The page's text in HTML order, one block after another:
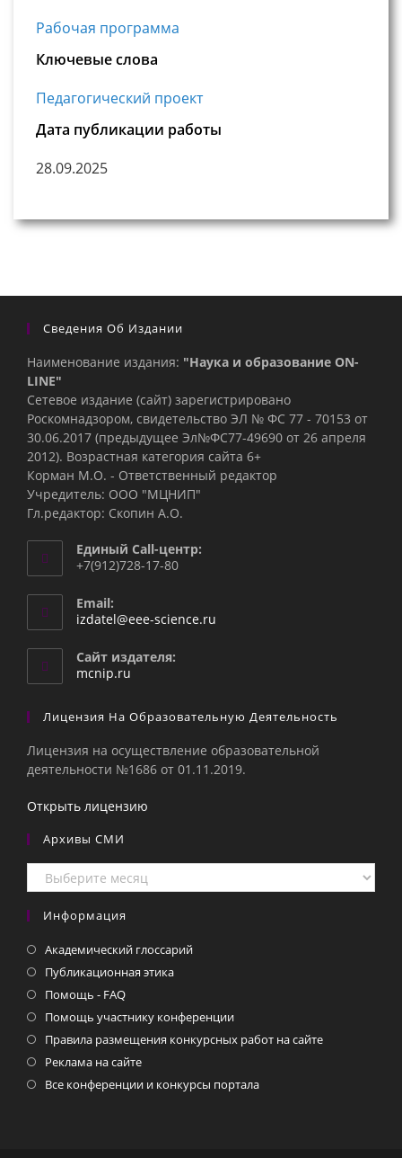
Рабочая программа
Ключевые слова
Педагогический проект
Дата публикации работы
28.09.2025
Сведения Об Издании
Наименование издания: "Наука и образование ON-
LINE"
Сетевое издание (сайт) зарегистрировано
Роскомнадзором, свидетельство ЭЛ № ФС 77 - 70153 от
30.06.2017 (предыдущее Эл№ФC77-49690 от 26 апреля
2012). Возрастная категория сайта 6+
Корман М.О. - Ответственный редактор
Учредитель: ООО "МЦНИП"
Гл.редактор: Скопин А.О.
Единый Call-центр:
+7(912)728-17-80
Email:
izdatel@eee-science.ru
Сайт издателя:
mcnip.ru
Лицензия На Образовательную Деятельность
Лицензия на осуществление образовательной
деятельности №1686 от 01.11.2019.
Открыть лицензию
Архивы СМИ
Архивы
СМИ
Информация
Академический глоссарий
Публикационная этика
Помощь - FAQ
Помощь участнику конференции
Правила размещения конкурсных работ на сайте
Реклама на сайте
Все конференции и конкурсы портала